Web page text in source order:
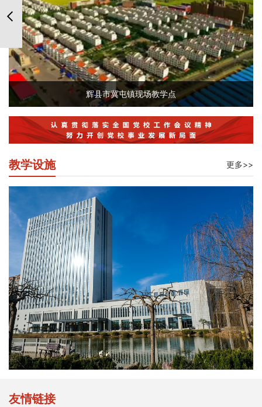
辉县市冀屯镇现场教学点
教学设施 更多>>
友情链接